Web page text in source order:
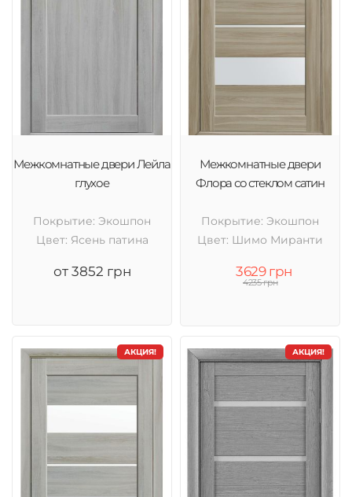
Межкомнатные двери Лейла
глухое
Покрытие: Экошпон
Цвет: Ясень патина
от 3852 грн
Межкомнатные двери
Флора со стеклом сатин
Покрытие: Экошпон
Цвет: Шимо Миранти
3629 грн
4235 грн
АКЦИЯ! АКЦИЯ!